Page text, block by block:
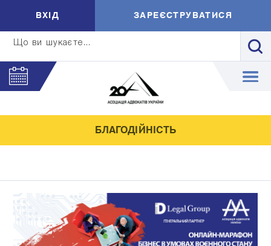
Що ви шукаєте...
ВXIД ЗАРЕЄСТРУВАТИСЯ
БЛАГОДІЙНІСТЬ